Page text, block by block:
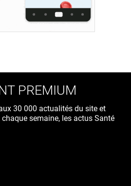
PREMIUM
30 000 actualités du site et
semaine, les actus Santé